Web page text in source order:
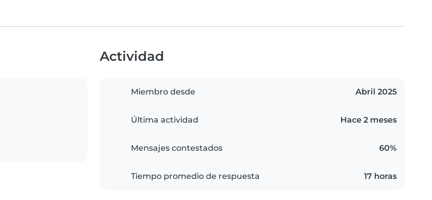
Actividad
Miembro desde Abril 2025
Última actividad Hace 2 meses
Mensajes contestados 60%
Tiempo promedio de respuesta 17 horas